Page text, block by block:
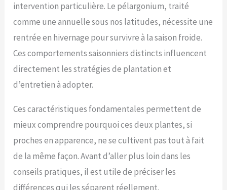
intervention particulière. Le pélargonium, traité
comme une annuelle sous nos latitudes, nécessite une
rentrée en hivernage pour survivre à la saison froide.
Ces comportements saisonniers distincts influencent
directement les stratégies de plantation et
d’entretien à adopter.
Ces caractéristiques fondamentales permettent de
mieux comprendre pourquoi ces deux plantes, si
proches en apparence, ne se cultivent pas tout à fait
de la même façon. Avant d’aller plus loin dans les
conseils pratiques, il est utile de préciser les
différences qui les séparent réellement.